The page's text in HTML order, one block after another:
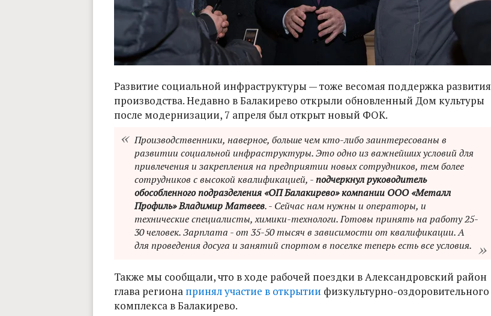
Развитие социальной инфраструктуры — тоже весомая поддержка развития
производства. Недавно в Балакирево открыли обновленный Дом культуры
после модернизации, 7 апреля был открыт новый ФОК.
Производственники, наверное, больше чем кто-либо заинтересованы в
развитии социальной инфраструктуры. Это одно из важнейших условий для
привлечения и закрепления на предприятии новых сотрудников, тем более
сотрудников с высокой квалификацией, -подчеркнул руководитель
обособленного подразделения «ОП Балакирево» компании ООО «Металл
Профиль» Владимир Матвеев. - Сейчас нам нужны и операторы, и
технические специалисты, химики-технологи. Готовы принять на работу 25-
30 человек. Зарплата - от 35-50 тысяч в зависимости от квалификации. А
для проведения досуга и занятий спортом в поселке теперь есть все условия.
Также мы сообщали, что в ходе рабочей поездки в Александровский район
глава региона принял участие в открытии физкультурно-оздоровительного
комплекса в Балакирево.